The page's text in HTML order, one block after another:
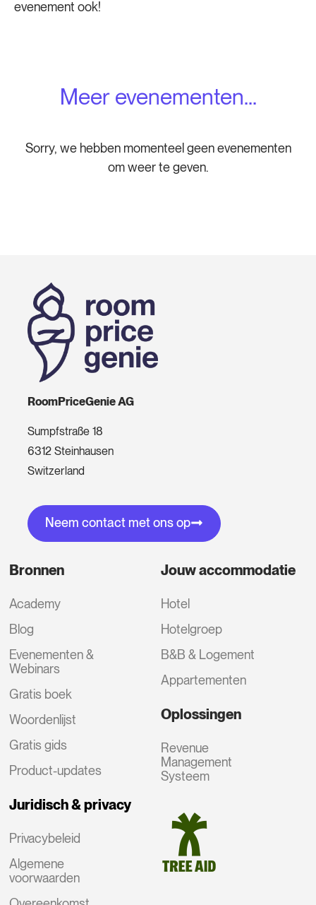
evenement ook!
Meer evenementen...
Sorry, we hebben momenteel geen evenementen
om weer te geven.
RoomPriceGenie AG
Sumpfstraße 18
6312 Steinhausen
Switzerland
Neem contact met ons op
Bronnen
Academy
Blog
Evenementen &
Webinars
Gratis boek
Woordenlijst
Gratis gids
Product-updates
Juridisch & privacy
Privacybeleid
Algemene
voorwaarden
Jouw accommodatie
Hotel
Hotelgroep
B&B & Logement
Appartementen
Oplossingen
Revenue
Management
Systeem